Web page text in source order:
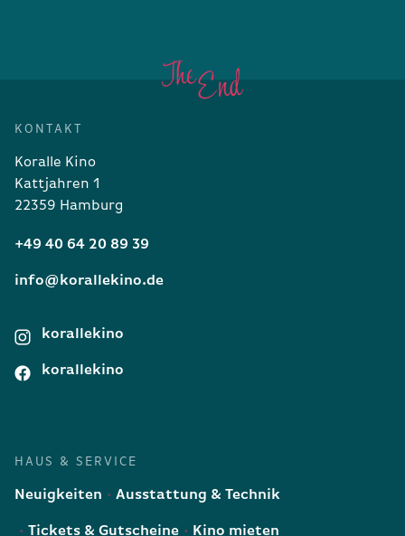
KONTAKT
Koralle Kino
Kattjahren 1
22359 Hamburg
+49 40 64 20 89 39
info@korallekino.de
korallekino
korallekino
HAUS & SERVICE
Neuigkeiten Ausstattung & Technik
Tickets & Gutscheine Kino mieten